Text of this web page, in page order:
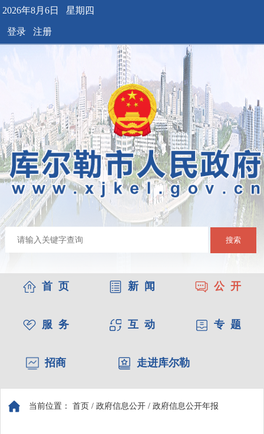
2026年8月6日 星期四
登录 注册
搜索
首 页 新 闻 公 开
服 务 互 动 专 题
招商 走进库尔勒
当前位置： 首页 / 政府信息公开 / 政府信息公开年报